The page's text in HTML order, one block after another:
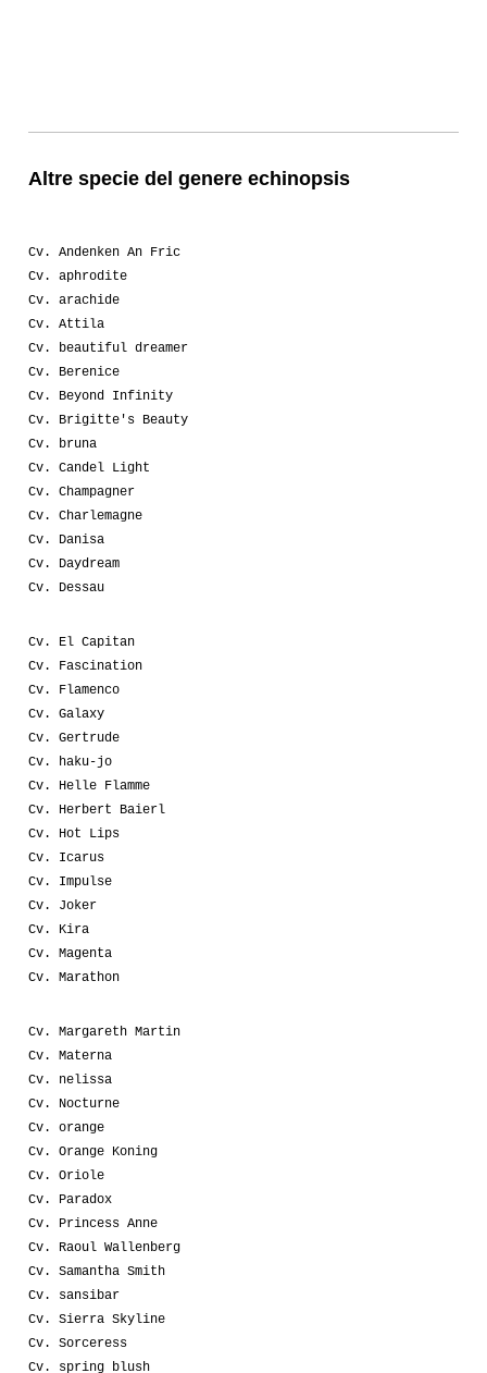
Altre specie del genere echinopsis
Cv. Andenken An Fric
Cv. aphrodite
Cv. arachide
Cv. Attila
Cv. beautiful dreamer
Cv. Berenice
Cv. Beyond Infinity
Cv. Brigitte's Beauty
Cv. bruna
Cv. Candel Light
Cv. Champagner
Cv. Charlemagne
Cv. Danisa
Cv. Daydream
Cv. Dessau
Cv. El Capitan
Cv. Fascination
Cv. Flamenco
Cv. Galaxy
Cv. Gertrude
Cv. haku-jo
Cv. Helle Flamme
Cv. Herbert Baierl
Cv. Hot Lips
Cv. Icarus
Cv. Impulse
Cv. Joker
Cv. Kira
Cv. Magenta
Cv. Marathon
Cv. Margareth Martin
Cv. Materna
Cv. nelissa
Cv. Nocturne
Cv. orange
Cv. Orange Koning
Cv. Oriole
Cv. Paradox
Cv. Princess Anne
Cv. Raoul Wallenberg
Cv. Samantha Smith
Cv. sansibar
Cv. Sierra Skyline
Cv. Sorceress
Cv. spring blush